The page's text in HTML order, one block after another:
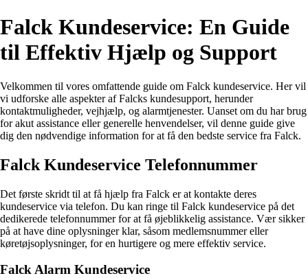
Falck Kundeservice: En Guide
til Effektiv Hjælp og Support
Velkommen til vores omfattende guide om Falck kundeservice. Her vil
vi udforske alle aspekter af Falcks kundesupport, herunder
kontaktmuligheder, vejhjælp, og alarmtjenester. Uanset om du har brug
for akut assistance eller generelle henvendelser, vil denne guide give
dig den nødvendige information for at få den bedste service fra Falck.
Falck Kundeservice Telefonnummer
Det første skridt til at få hjælp fra Falck er at kontakte deres
kundeservice via telefon. Du kan ringe til Falck kundeservice på det
dedikerede telefonnummer for at få øjeblikkelig assistance. Vær sikker
på at have dine oplysninger klar, såsom medlemsnummer eller
køretøjsoplysninger, for en hurtigere og mere effektiv service.
Falck Alarm Kundeservice